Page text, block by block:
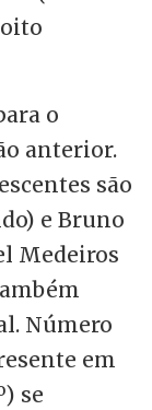
o
anterior.
são
e Bruno
Medeiros
Número
em
se